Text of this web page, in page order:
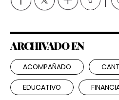
ARCHIVADO EN
ACOMPAÑADO
EDUCATIVO